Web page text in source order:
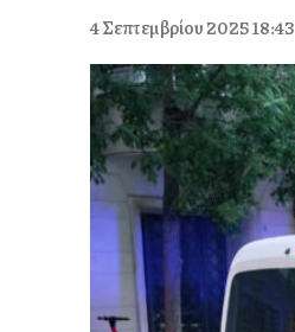
4 Σεπτεμβρίου 2025 18:43